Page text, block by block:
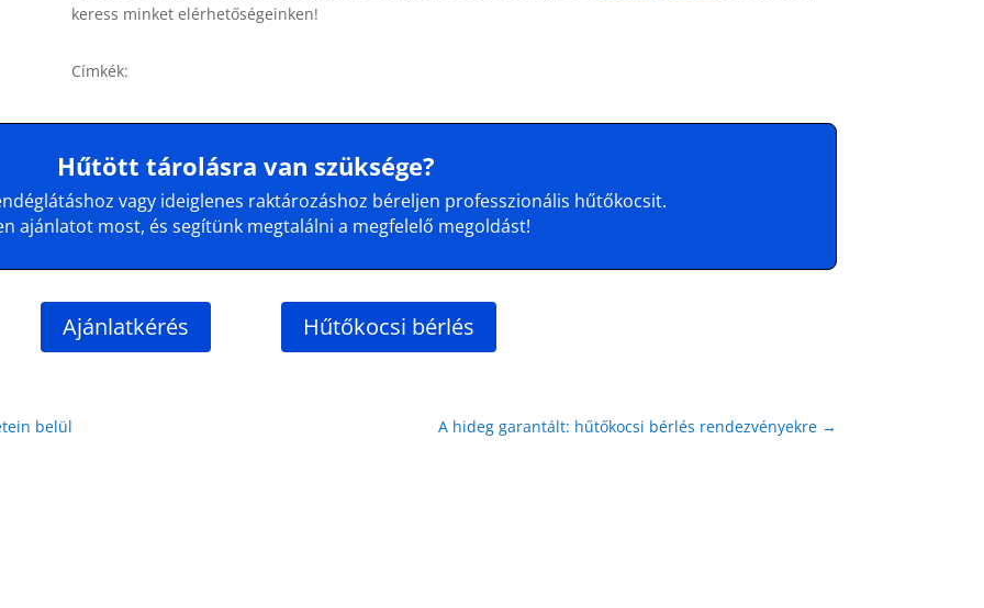
keress minket elérhetőségeinken!
Címkék:
Hűtött tárolásra van szüksége?
vagy ideiglenes raktározáshoz béreljen professzionális hűtőkocsit.
ajánlatot most, és segítünk megtalálni a megfelelő megoldást!
Ajánlatkérés Hűtőkocsi bérlés
belül A hideg garantált: hűtőkocsi bérlés rendezvényekre→